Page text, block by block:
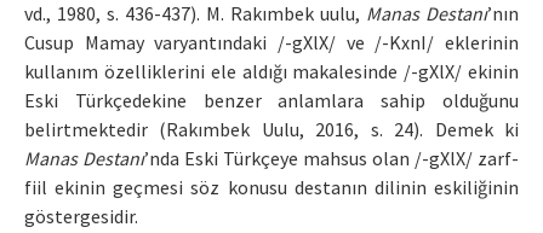
vd., 1980, s. 436-437). M. Rakımbek uulu, Manas Destanı’nın
Cusup Mamay varyantındaki /-gXlX/ ve /-KxnI/ eklerinin
kullanım özelliklerini ele aldığı makalesinde /-gXlX/ ekinin
Eski Türkçedekine benzer anlamlara sahip olduğunu
belirtmektedir (Rakımbek Uulu, 2016, s. 24). Demek ki
Manas Destanı’nda Eski Türkçeye mahsus olan /-gXlX/ zarf-
fiil ekinin geçmesi söz konusu destanın dilinin eskiliğinin
göstergesidir.